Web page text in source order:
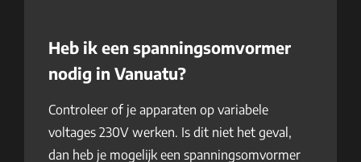
Heb ik een spanningsomvormer
nodig in Vanuatu?
Controleer of je apparaten op variabele
voltages 230V werken. Is dit niet het geval,
dan heb je mogelijk een spanningsomvormer